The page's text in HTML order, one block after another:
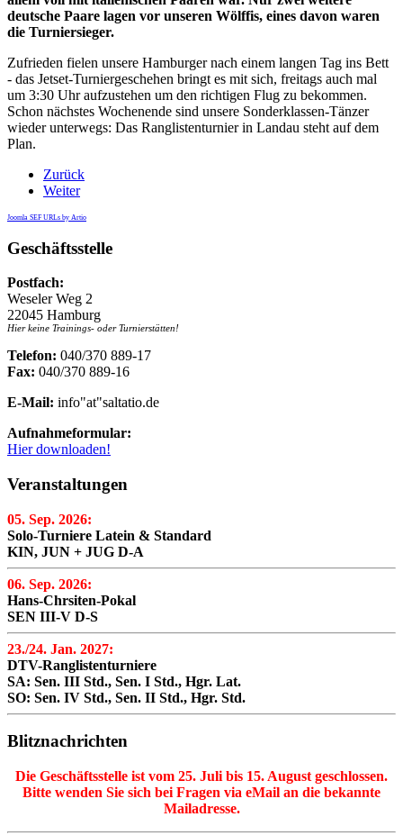
deutsche Paare lagen vor unseren Wölffis, eines davon waren
die Turniersieger.
Zufrieden fielen unsere Hamburger nach einem langen Tag ins Bett
- das Jetset-Turniergeschehen bringt es mit sich, freitags auch mal
um 3:30 Uhr aufzustehen um den richtigen Flug zu bekommen.
Schon nächstes Wochenende sind unsere Sonderklassen-Tänzer
wieder unterwegs: Das Ranglistenturnier in Landau steht auf dem
Plan.
Zurück
Weiter
Joomla SEF URLs by Artio
Geschäftsstelle
Postfach:
Weseler Weg 2
22045 Hamburg
Hier keine Trainings- oder Turnierstätten!
Telefon: 040/370 889-17
Fax: 040/370 889-16
E-Mail: info"at"saltatio.de
Aufnahmeformular:
Hier downloaden!
Veranstaltungen
05. Sep. 2026:
Solo-Turniere Latein & Standard
KIN, JUN + JUG D-A
06. Sep. 2026:
Hans-Chrsiten-Pokal
SEN III-V D-S
23./24. Jan. 2027:
DTV-Ranglistenturniere
SA: Sen. III Std., Sen. I Std., Hgr. Lat.
SO: Sen. IV Std., Sen. II Std., Hgr. Std.
Blitznachrichten
Die Geschäftsstelle ist vom 25. Juli bis 15. August geschlossen.
Bitte wenden Sie sich bei Fragen via eMail an die bekannte
Mailadresse.